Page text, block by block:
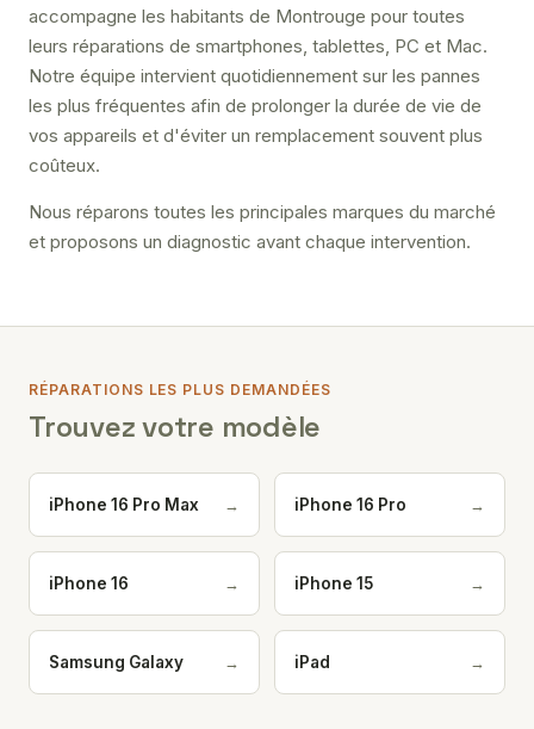
accompagne les habitants de Montrouge pour toutes
leurs réparations de smartphones, tablettes, PC et Mac.
Notre équipe intervient quotidiennement sur les pannes
les plus fréquentes afin de prolonger la durée de vie de
vos appareils et d'éviter un remplacement souvent plus
coûteux.
Nous réparons toutes les principales marques du marché
et proposons un diagnostic avant chaque intervention.
RÉPARATIONS LES PLUS DEMANDÉES
Trouvez votre modèle
iPhone 16 Pro Max → iPhone 16 Pro →
iPhone 16 → iPhone 15 →
Samsung Galaxy → iPad →